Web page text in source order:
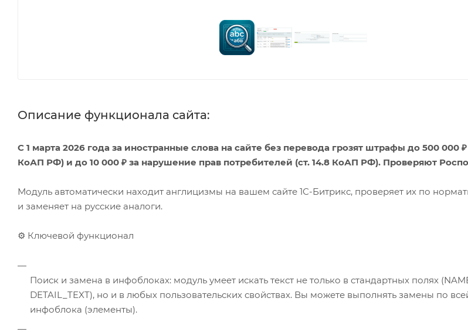
Описание функционала сайта:
С 1 марта 2026 года за иностранные слова на сайте без перевода грозят штрафы до 500 000
КоАП РФ) и до 10 000 ₽ за нарушение прав потребителей (ст. 14.8 КоАП РФ). Проверяют
Модуль автоматически находит англицизмы на вашем сайте 1С-Битрикс, проверяет их по
и заменяет на русские аналоги.
⚙️ Ключевой функционал
Поиск и замена в инфоблоках: модуль умеет искать текст не только в стандартных полях
DETAIL_TEXT), но и в любых пользовательских свойствах. Вы можете выполнять замены по
инфоблока (элементы).